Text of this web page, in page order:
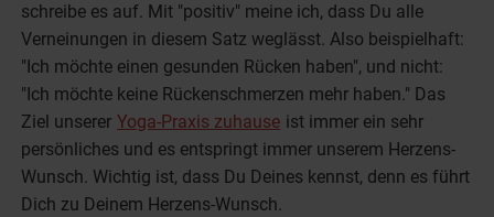
schreibe es auf. Mit "positiv" meine ich, dass Du alle
Verneinungen in diesem Satz weglässt. Also beispielhaft:
"Ich möchte einen gesunden Rücken haben", und nicht:
"Ich möchte keine Rückenschmerzen mehr haben." Das
Ziel unserer Yoga-Praxis zuhause ist immer ein sehr
persönliches und es entspringt immer unserem Herzens-
Wunsch. Wichtig ist, dass Du Deines kennst, denn es führt
Dich zu Deinem Herzens-Wunsch.